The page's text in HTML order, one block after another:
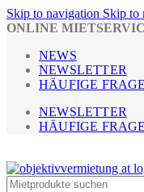
Skip to navigation Skip to
ONLINE
NEWS
NEWSLETTER
HÄUFIGE
NEWSLETTER
HÄUFIGE